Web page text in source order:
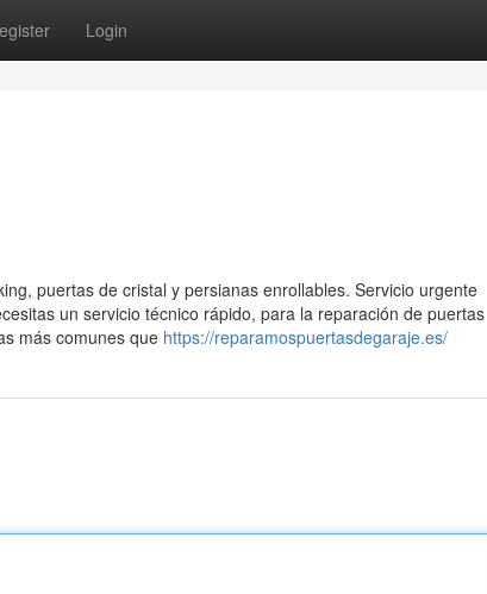
Login
puertas de cristal y persianas enrollables. Servicio urgente
un servicio técnico rápido, para la reparación de puertas
más comunes que https://reparamospuertasdegaraje.es/